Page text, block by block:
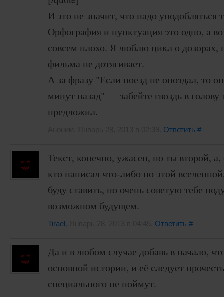
И это не значит, что надо
Орфография и пунктуация это одно, а
совсем плохо. Я люблю цикл о дозорах,
фильма не дотягивает.
А за фразу "Если поезд не опоздал, то
минут назад" — забейте гвоздь в голову
предложил.
Ответить #
Текст, конечно, ужасен, но ты второй,
кто написал что-либо по этой
буду ставить, но очень советую тебе
возможном будущем.
Tirael Ответить #
Да и в любом случае добавь в начало,
основной истории, и её следует
специального не поймут.